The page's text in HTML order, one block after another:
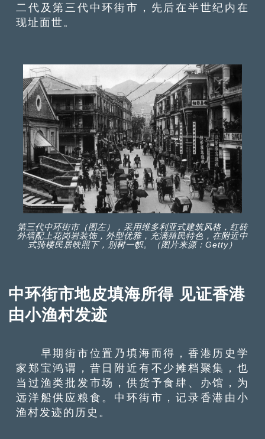
二代及第三代中环街市，先后在半世纪内在
现址面世。
第三代中环街市（图左），采用维多利亚式建筑风格，红砖
外墙配上花岗岩装饰，外型优雅，充满殖民特色，在附近中
式骑楼民居映照下，别树一帜。（图片来源：Getty）
中环街市地皮填海所得 见证香港
由小渔村发迹
早期街市位置乃填海而得，香港历史学
家郑宝鸿谓，昔日附近有不少摊档聚集，也
当过渔类批发市场，供货予食肆、办馆，为
远洋船供应粮食。中环街市，记录香港由小
渔村发迹的历史。